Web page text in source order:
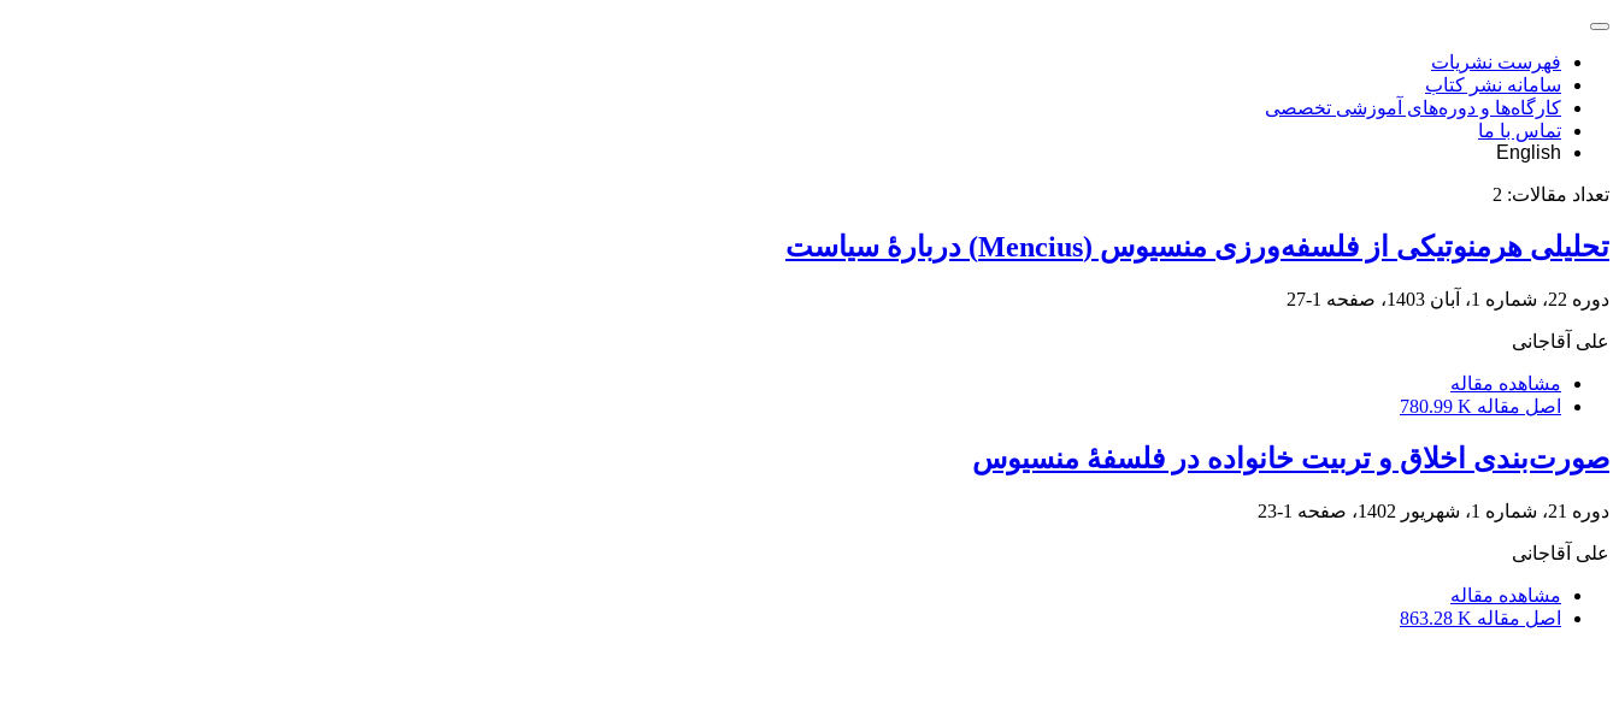
فهرست نشریات
سامانه نشر کتاب
کارگاه‌ها و دوره‌های آموزشی تخصصی
تماس با ما
English
تعداد مقالات: 2
تحلیلی هرمنوتیکی از فلسفه‌‏ورزی منسیوس (Mencius) دربارۀ سیاست
دوره 22، شماره 1، آبان 1403، صفحه 1-27
علی آقاجانی
مشاهده مقاله
اصل مقاله 780.99 K
صورت‌بندی اخلاق و تربیت خانواده در فلسفۀ منسیوس
دوره 21، شماره 1، شهریور 1402، صفحه 1-23
علی آقاجانی
مشاهده مقاله
اصل مقاله 863.28 K